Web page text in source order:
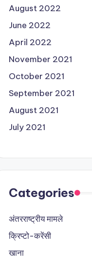
August 2022
June 2022
April 2022
November 2021
October 2021
September 2021
August 2021
July 2021
Categories
अंतरराष्ट्रीय मामले
क्रिप्टो-करेंसी
खाना